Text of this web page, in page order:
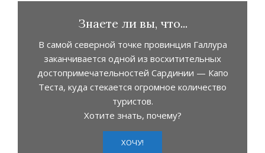
Знаете ли вы, что...
В самой северной точке провинция Галлура
заканчивается одной из восхитительных
достопримечательностей Сардинии — Капо
Теста, куда стекается огромное количество
туристов.
Хотите знать, почему?
ХОЧУ!